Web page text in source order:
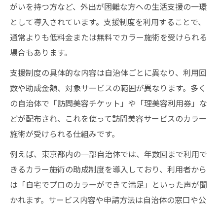
がいを持つ方など、外出が困難な方への生活支援の一環
として導入されています。支援制度を利用することで、
通常よりも低料金または無料でカラー施術を受けられる
場合もあります。
支援制度の具体的な内容は自治体ごとに異なり、利用回
数や助成金額、対象サービスの範囲が異なります。多く
の自治体で「訪問美容チケット」や「理美容利用券」な
どが配布され、これを使って訪問美容サービスのカラー
施術が受けられる仕組みです。
例えば、東京都内の一部自治体では、年数回まで利用で
きるカラー施術の助成制度を導入しており、利用者から
は「自宅でプロのカラーができて満足」といった声が聞
かれます。サービス内容や申請方法は自治体の窓口や公